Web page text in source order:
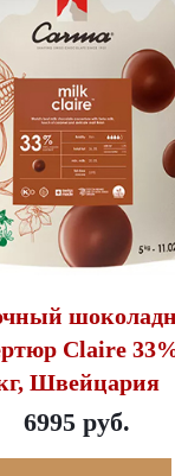
Claire
Швейцария
6995 руб.